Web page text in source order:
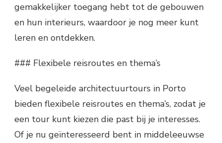
gemakkelijker toegang hebt tot de gebouwen
en hun interieurs, waardoor je nog meer kunt
leren en ontdekken.
### Flexibele reisroutes en thema’s
Veel begeleide architectuurtours in Porto
bieden flexibele reisroutes en thema’s, zodat je
een tour kunt kiezen die past bij je interesses.
Of je nu geïnteresseerd bent in middeleeuwse